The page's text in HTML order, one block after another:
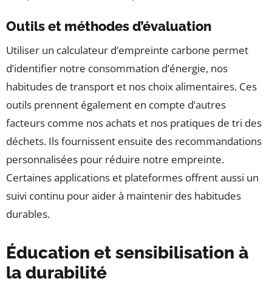
Outils et méthodes d’évaluation
Utiliser un calculateur d’empreinte carbone permet
d’identifier notre consommation d’énergie, nos
habitudes de transport et nos choix alimentaires. Ces
outils prennent également en compte d’autres
facteurs comme nos achats et nos pratiques de tri des
déchets. Ils fournissent ensuite des recommandations
personnalisées pour réduire notre empreinte.
Certaines applications et plateformes offrent aussi un
suivi continu pour aider à maintenir des habitudes
durables.
Éducation et sensibilisation à
la durabilité